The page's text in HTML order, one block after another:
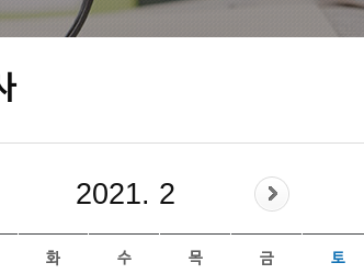
2021. 2
화 수 목 금 토